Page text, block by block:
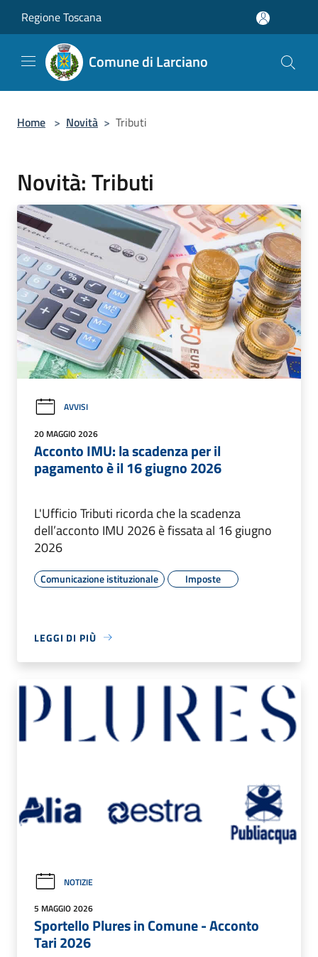
Regione Toscana
Comune di Larciano
Home > Novità > Tributi
Novità: Tributi
AVVISI
20 MAGGIO 2026
Acconto IMU: la scadenza per il
pagamento è il 16 giugno 2026
L'Ufficio Tributi ricorda che la scadenza
dell’acconto IMU 2026 è fissata al 16 giugno
2026
Comunicazione istituzionale Imposte
LEGGI DI PIÙ
NOTIZIE
5 MAGGIO 2026
Sportello Plures in Comune - Acconto
Tari 2026